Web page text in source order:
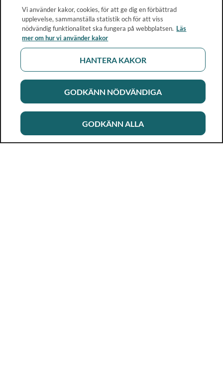
Vi använder kakor, cookies, för att ge dig en förbättrad
upplevelse, sammanställa statistik och för att viss
nödvändig funktionalitet ska fungera på webbplatsen. Läs
mer om hur vi använder kakor
HANTERA KAKOR
GODKÄNN NÖDVÄNDIGA
GODKÄNN ALLA